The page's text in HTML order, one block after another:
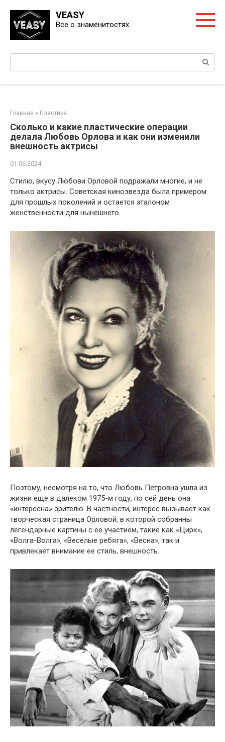
контенту
VEASY
Все о знаменитостях
Главная » Пластика
Сколько и какие пластические операции
делала Любовь Орлова и как они изменили
внешность актрисы
01.06.2024
Стилю, вкусу Любови Орловой подражали многие, и не
только актрисы. Советская кинозвезда была примером
для прошлых поколений и остается эталоном
женственности для нынешнего.
Поэтому, несмотря на то, что Любовь Петровна ушла из
жизни еще в далеком 1975-м году, по сей день она
«интересна» зрителю. В частности, интерес вызывает как
творческая страница Орловой, в которой собранны
легендарные картины с ее участием, такие как «Цирк»,
«Волга-Волга», «Веселые ребята», «Весна», так и
привлекает внимание ее стиль, внешность.